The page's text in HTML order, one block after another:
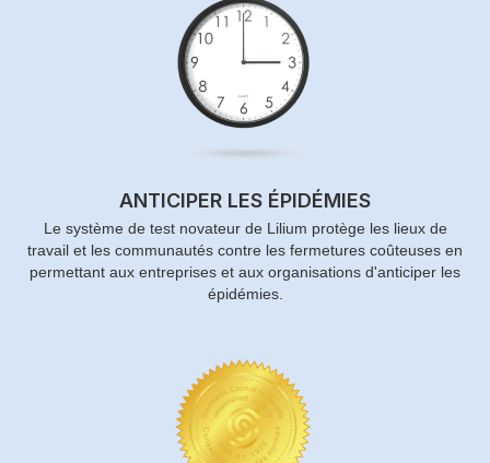
ANTICIPER LES ÉPIDÉMIES
Le système de test novateur de Lilium protège les lieux de
travail et les communautés contre les fermetures coûteuses en
permettant aux entreprises et aux organisations d'anticiper les
épidémies.